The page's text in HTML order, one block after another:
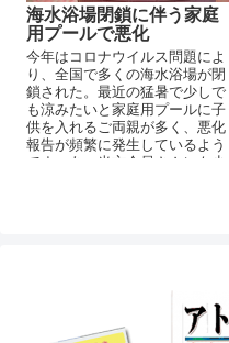
海水浴場閉鎖に伴う家庭
用プールで悪化
今年はコロナウイルス問題によ
り、全国で多くの海水浴場が閉
鎖された。最近の猛暑で少しで
も涼みたいと家庭用プールに子
供を入れるご両親が多く、悪化
報告が頻繁に発生しているよう
です。あ、当方会員さんにも少